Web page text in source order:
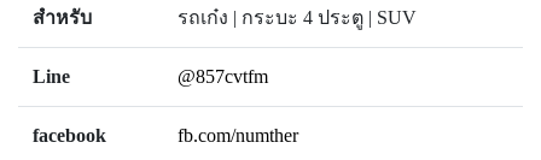
สำหรับ รถเก๋ง | กระบะ 4 ประตู | SUV
Line @857cvtfm
facebook fb.com/numther